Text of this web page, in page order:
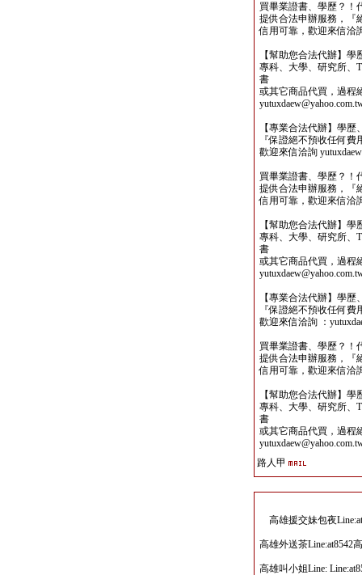
買畢業證書、學歷？！
提供合法申辦服務，『
信用可靠，歡迎來信洽
【幫助您合法代辦】
專科、大學、研究所、
書
或其它商品代買，過程
【專業合法代辦】學
『保證絕不預收任何
歡迎來信洽詢
買畢業證書、學歷？！
提供合法申辦服務，『
信用可靠，歡迎來信洽
【幫助您合法代辦】
專科、大學、研究所、
書
或其它商品代買，過程
【專業合法代辦】學
『保證絕不預收任何
歡迎來信洽詢 ：
買畢業證書、學歷？！
提供合法申辦服務，『
信用可靠，歡迎來信洽
【幫助您合法代辦】
專科、大學、研究所、
書
或其它商品代買，過程
路人甲
高雄援交妹包夜
高雄外送茶Line:at8542
高雄叫小姐Line: